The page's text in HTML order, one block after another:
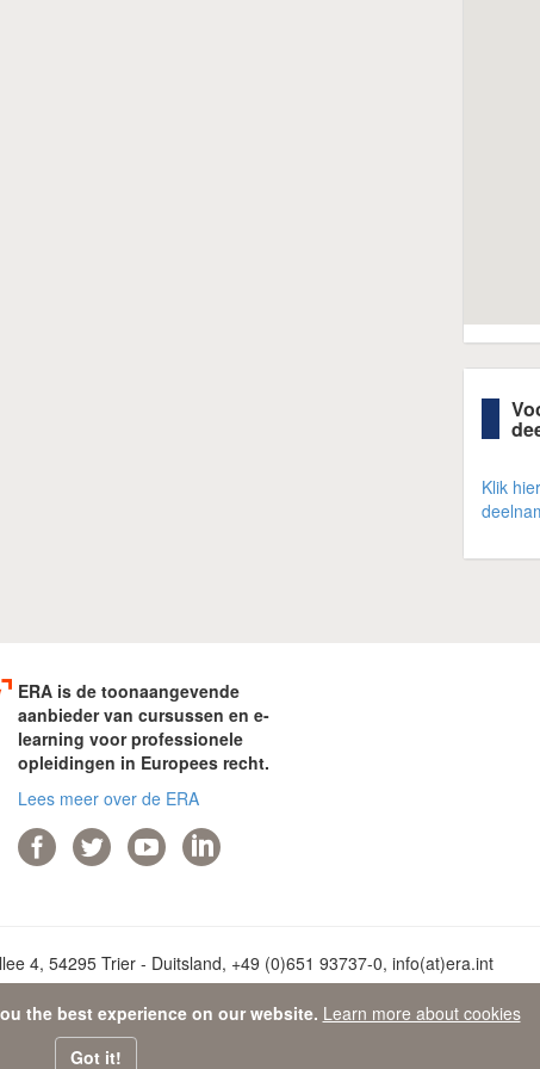
Klik
the best experience on our website. Learn more about cookies
Got it!
ERA is de toonaangevende
aanbieder van cursussen en e-
learning voor professionele
opleidingen in Europees recht.
Lees meer over de ERA
4, 54295 Trier - Duitsland, +49 (0)651 93737-0, info(at)era.int
Sitemap- © 2026 Europese Rechtsakademie